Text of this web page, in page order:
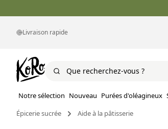
Livraison rapide
Notre sélection Nouveau Purées d'oléagineux
Épicerie sucrée
Aide à la pâtisserie